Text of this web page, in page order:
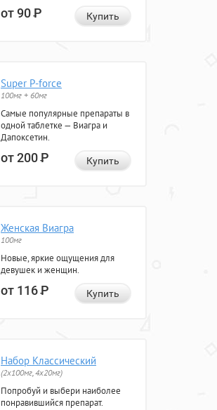
от 90Р Купить
Super P-force
100мг + 60мг
Самые популярные препараты в
одной таблетке — Виагра и
Дапоксетин.
от 200Р Купить
Женская Виагра
100мг
Новые, яркие ощущения для
девушек и женщин.
от 116Р Купить
Набор Классический
(2x100мг, 4x20мг)
Попробуй и выбери наиболее
понравившийся препарат.